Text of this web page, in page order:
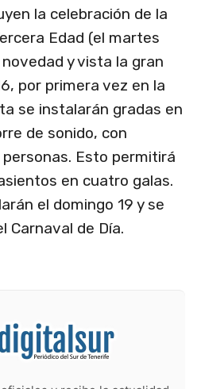
la celebración de la
Edad (el martes
y vista la gran
por primera vez en la
se instalarán gradas en
de sonido, con
Esto permitirá
en cuatro galas.
el domingo 19 y se
Carnaval de Día.